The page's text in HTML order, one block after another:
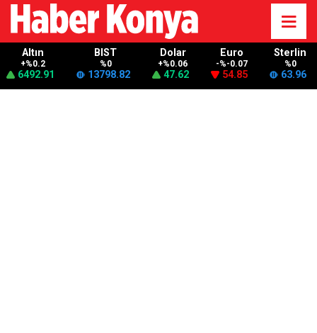
Altın
+%0.2
6492.91
BIST
%0
13798.82
Dolar
+%0.06
47.62
Euro
-%-0.07
54.85
Sterlin
%0
63.96